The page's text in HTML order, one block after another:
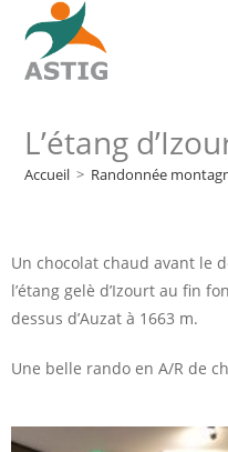
L’étang
Accueil > Randonnée
Un chocolat chaud avant le
l’étang gelè d’Izourt au fin
dessus d’Auzat à 1663 m.
Une belle rando en A/R de